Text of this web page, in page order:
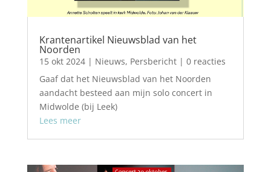
Krantenartikel Nieuwsblad van het
Noorden
15 okt 2024| Nieuws, Persbericht| 0 reacties
Gaaf dat het Nieuwsblad van het Noorden
aandacht besteed aan mijn solo concert in
Midwolde (bij Leek)
Lees meer